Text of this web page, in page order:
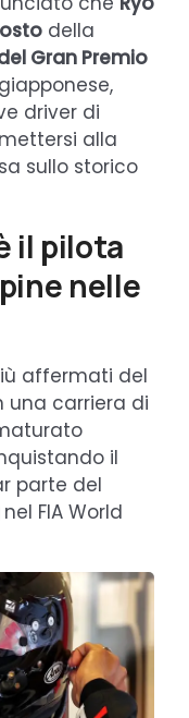
della
del Gran Premio
driver di
alla
sullo storico
il pilota
nelle
affermati del
una carriera di
il
parte del
nel FIA World